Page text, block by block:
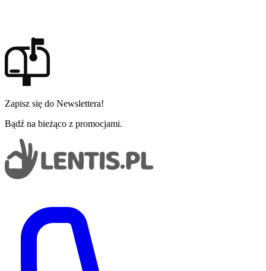
Zapisz się do Newslettera!
Bądź na bieżąco z promocjami.